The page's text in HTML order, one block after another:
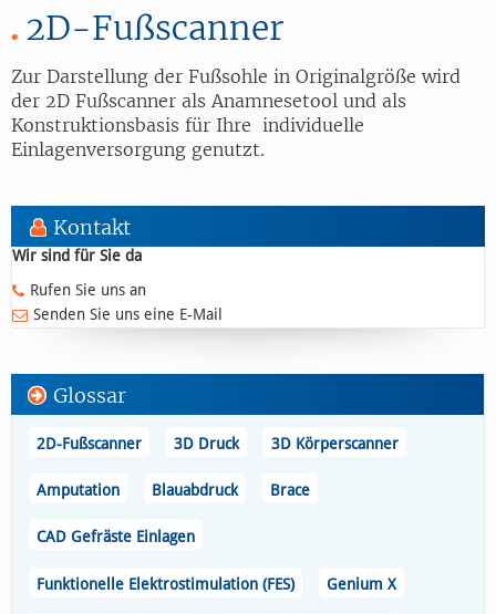
2D-Fußscanner
Zur Darstellung der Fußsohle in Originalgröße wird
der 2D Fußscanner als Anamnesetool und als
Konstruktionsbasis für Ihre individuelle
Einlagenversorgung genutzt.
Kontakt
Wir sind für Sie da
Rufen Sie uns an
Senden Sie uns eine E-Mail
Glossar
2D-Fußscanner 3D Druck 3D Körperscanner
Amputation Blauabdruck Brace
CAD Gefräste Einlagen
Funktionelle Elektrostimulation (FES) Genium X